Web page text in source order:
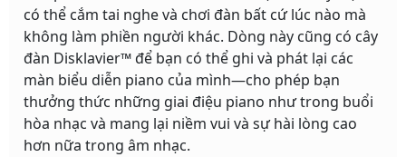
có thể cắm tai nghe và chơi đàn bất cứ lúc nào mà
không làm phiền người khác. Dòng này cũng có cây
đàn Disklavier™ để bạn có thể ghi và phát lại các
màn biểu diễn piano của mình—cho phép bạn
thưởng thức những giai điệu piano như trong buổi
hòa nhạc và mang lại niềm vui và sự hài lòng cao
hơn nữa trong âm nhạc.